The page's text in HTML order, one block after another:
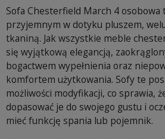
Sofa Chesterfield March 4 osobowa
przyjemnym w dotyku pluszem,
tkaniną. Jak wszystkie meble
się wyjątkową elegancją,
bogactwem wypełnienia oraz
komfortem użytkowania. Sofy te
możliwości modyfikacji, co sprawia,
dopasować je do swojego gustu i
mieć funkcję spania lub pojemnik.